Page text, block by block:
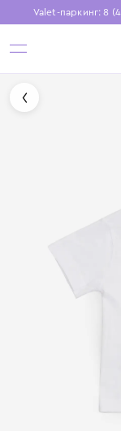
Valet-паркинг: 8
Установите